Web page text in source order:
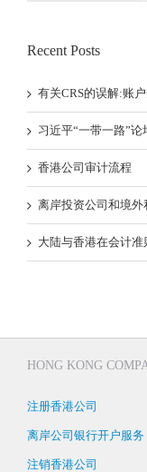
Recent Posts
有关CRS的误解:账
习近平“一带一路”论
香港公司审计流程
离岸投资公司和境外
大陆与香港在会计
HONG KONG
注册香港公司
离岸公司银行开户服务
注销香港公司